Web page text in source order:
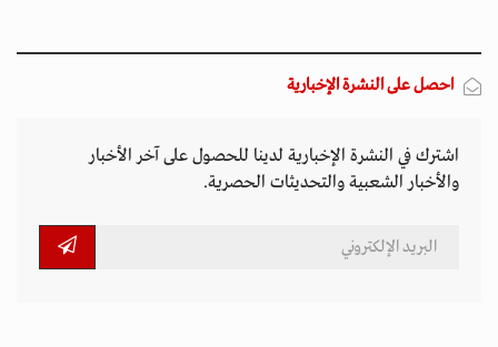
احصل على النشرة الإخبارية
اشترك في النشرة الإخبارية لدينا للحصول على آخر الأخبار
والأخبار الشعبية والتحديثات الحصرية.